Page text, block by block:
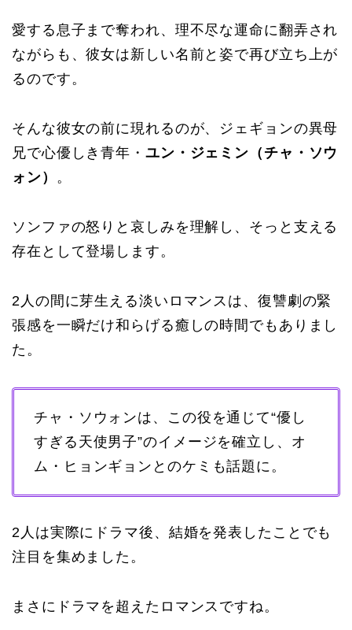
愛する息子まで奪われ、理不尽な運命に翻弄され
ながらも、彼女は新しい名前と姿で再び立ち上が
るのです。
そんな彼女の前に現れるのが、ジェギョンの異母
兄で心優しき青年・ ユン・ジェミン（チャ・ソウ
ォン）
。
ソンファの怒りと哀しみを理解し、そっと支える
存在として登場します。
2人の間に芽生える淡いロマンスは、復讐劇の緊
張感を一瞬だけ和らげる癒しの時間でもありまし
た。
チャ・ソウォンは、この役を通じて“優し
すぎる天使男子”のイメージを確立し、オ
ム・ヒョンギョンとのケミも話題に。
2人は実際にドラマ後、結婚を発表したことでも
注目を集めました。
まさにドラマを超えたロマンスですね。